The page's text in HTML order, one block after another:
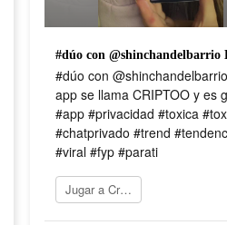
#dúo con
app se llama CRIPTOO y es
#app #privacidad #toxica
#chatprivado #trend
#viral #fyp #parati
Jugar a Criptoo